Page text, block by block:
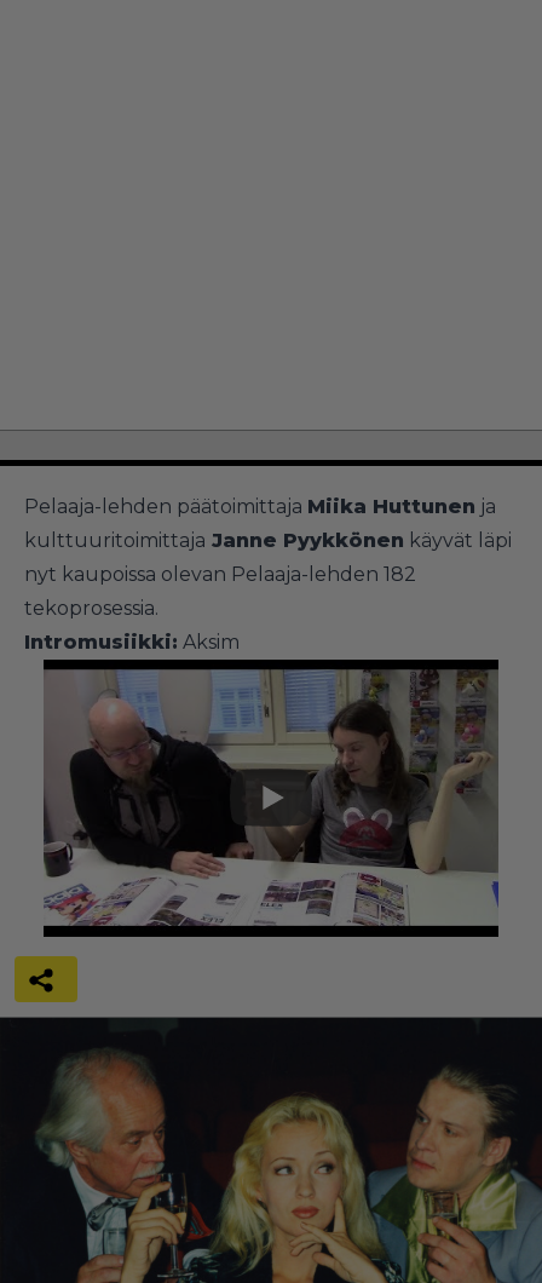
Pelaaja-lehden päätoimittaja Miika Huttunen ja
kulttuuritoimittaja Janne Pyykkönen käyvät läpi
nyt kaupoissa olevan Pelaaja-lehden 182
tekoprosessia.
Intromusiikki: Aksim